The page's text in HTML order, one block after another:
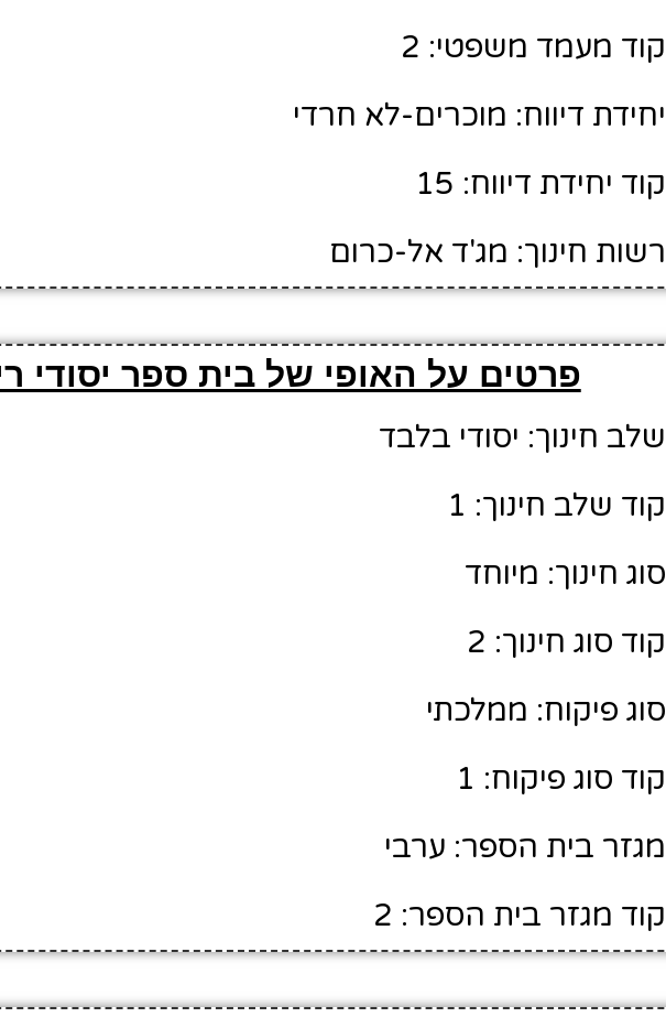
קוד מעמד משפטי: 2
יחידת דיווח: מוכרים-לא חרדי
קוד יחידת דיווח: 15
רשות חינוך: מג'ד אל-כרום
פרטים על האופי של בית ספר יסודי
שלב חינוך: יסודי בלבד
קוד שלב חינוך: 1
סוג חינוך: מיוחד
קוד סוג חינוך: 2
סוג פיקוח: ממלכתי
קוד סוג פיקוח: 1
מגזר בית הספר: ערבי
קוד מגזר בית הספר: 2